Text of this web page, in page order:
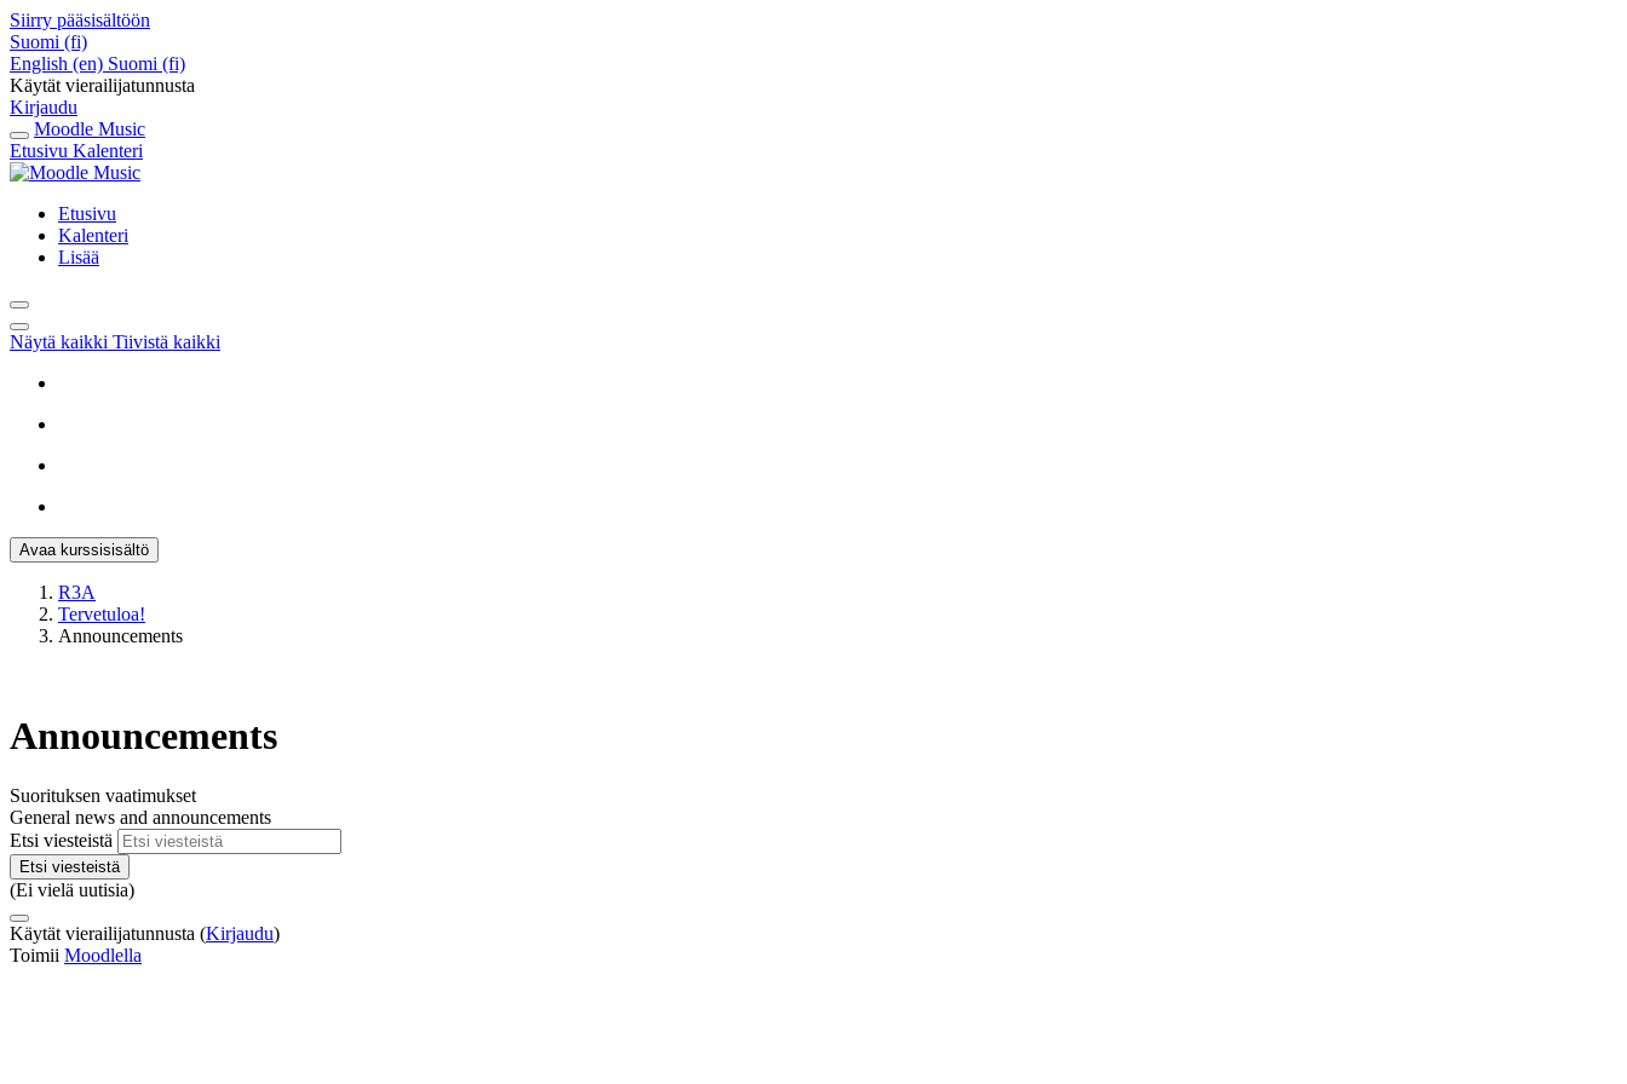
Siirry pääsisältöön
Suomi ‎(fi)‎
English ‎(en)‎ Suomi ‎(fi)‎
Käytät vierailijatunnusta
Kirjaudu
Moodle Music
Etusivu Kalenteri
Etusivu
Kalenteri
Lisää
Näytä kaikki Tiivistä kaikki
Avaa kurssisisältö
R3A
Tervetuloa!
Announcements
Announcements
Suorituksen vaatimukset
General news and announcements
Etsi viesteistä
Etsi viesteistä
(Ei vielä uutisia)
Käytät vierailijatunnusta (Kirjaudu)
Toimii Moodlella